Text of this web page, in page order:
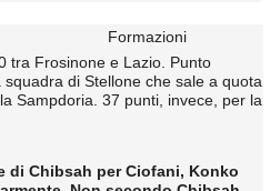
Formazioni
tra Frosinone e Lazio. Punto
di Stellone che sale a quota
Sampdoria. 37 punti, invece, per la
di Chibsah per Ciofani, Konko